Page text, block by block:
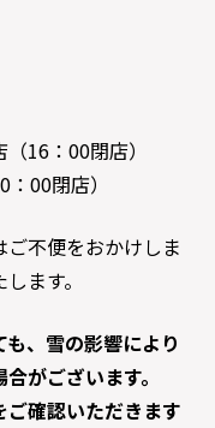
16：00閉店）
00閉店）
不便をおかけしま
ます。
、雪の影響により
がございます。
確認いただきます